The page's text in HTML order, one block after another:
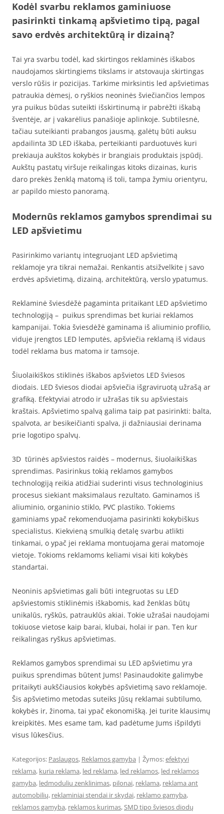
Kodėl svarbu reklamos gaminiuose
pasirinkti tinkamą apšvietimo tipą, pagal
savo erdvės architektūrą ir dizainą?
Tai yra svarbu todėl, kad skirtingos reklaminės iškabos
naudojamos skirtingiems tikslams ir atstovauja skirtingas
verslo rūšis ir pozicijas. Tarkime mirksintis led apšvietimas
patraukia dėmesį, o ryškios neoninės šviečiančios lempos
yra puikus būdas suteikti išskirtinumą ir pabrėžti iškabą
šventėje, ar į vakarėlius panašioje aplinkoje. Subtilesnė,
tačiau suteikianti prabangos jausmą, galėtų būti auksu
apdailinta 3D LED iškaba, perteikianti parduotuvės kuri
prekiauja aukštos kokybės ir brangiais produktais įspūdį.
Aukštų pastatų viršuje reikalingas kitoks dizainas, kuris
daro prekės ženklą matomą iš toli, tampa žymiu orientyru,
ar papildo miesto panoramą.
Modernūs reklamos gamybos sprendimai su
LED apšvietimu
Pasirinkimo variantų integruojant LED apšvietimą
reklamoje yra tikrai nemažai. Renkantis atsižvelkite į savo
erdvės apšvietimą, dizainą, architektūrą, verslo ypatumus.
Reklaminė šviesdėžė pagaminta pritaikant LED apšvietimo
technologiją – puikus sprendimas bet kuriai reklamos
kampanijai. Tokia šviesdėžė gaminama iš aliuminio profilio,
viduje įrengtos LED lemputės, apšviečia reklamą iš vidaus
todėl reklama bus matoma ir tamsoje.
Šiuolaikiškos stiklinės iškabos apšvietos LED šviesos
diodais. LED šviesos diodai apšviečia išgraviruotą užrašą ar
grafiką. Efektyviai atrodo ir užrašas tik su apšviestais
kraštais. Apšvietimo spalvą galima taip pat pasirinkti: balta,
spalvota, ar besikeičianti spalva, ji dažniausiai derinama
prie logotipo spalvų.
3D tūrinės apšviestos raidės – modernus, šiuolaikiškas
sprendimas. Pasirinkus tokią reklamos gamybos
technologiją reikia atidžiai suderinti visus technologinius
procesus siekiant maksimalaus rezultato. Gaminamos iš
aliuminio, organinio stiklo, PVC plastiko. Tokiems
gaminiams ypač rekomenduojama pasirinkti kokybiškus
specialistus. Kiekvieną smulkią detalę svarbu atlikti
tinkamai, o ypač jei reklama montuojama gerai matomoje
vietoje. Tokioms reklamoms keliami visai kiti kokybės
standartai.
Neoninis apšvietimas gali būti integruotas su LED
apšviestomis stiklinėmis iškabomis, kad ženklas būtų
unikalūs, ryškūs, patrauklūs akiai. Tokie užrašai naudojami
tokiuose vietose kaip barai, klubai, holai ir pan. Ten kur
reikalingas ryškus apšvietimas.
Reklamos gamybos sprendimai su LED apšvietimu yra
puikus sprendimas būtent Jums! Pasinaudokite galimybe
pritaikyti aukščiausios kokybės apšvietimą savo reklamoje.
Šis apšvietimo metodas suteiks Jūsų reklamai subtilumo,
kokybės ir, žinoma, tai ypač ekonomišką. Jei turite klausimų
kreipkitės. Mes esame tam, kad padėtume Jums išpildyti
visus lūkesčius.
Kategorijos: Paslaugos, Reklamos gamyba | Žymos:efektyvi
reklama, kuria reklama, led reklama, led reklamos, led reklamos
gamyba, ledmoduliu zenklinimas, pilonai, reklama, reklama ant
automobilių, reklaminiai stendai ir skydai, reklamo gamyba,
reklamos gamyba, reklamos kurimas,SMD tipo šviesos diodų